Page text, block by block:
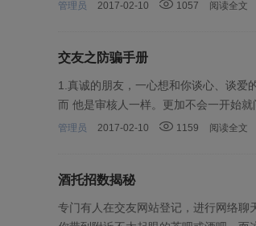
管理员 2017-02-10 1057 阅读全文
交友之防骗手册
1.真诚的朋友，一心想和你谈心、谈爱
而 他是审核人一样。更加不会一开始
管理员 2017-02-10 1159 阅读全文
酒托招数揭秘
专门有人在交友网站登记，进行网络聊